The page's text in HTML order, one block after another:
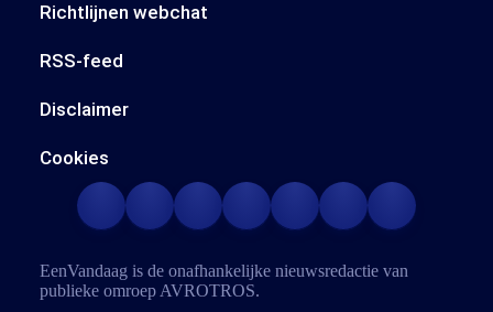
Richtlijnen webchat
RSS-feed
Disclaimer
Cookies
EenVandaag is de onafhankelijke nieuwsredactie van
publieke omroep AVROTROS.